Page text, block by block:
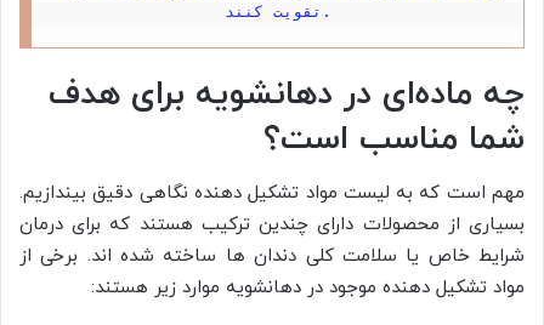
تقویت کنند.
چه ماده‌ای در دهانشویه برای هدف
شما مناسب است؟
مهم است که به لیست مواد تشکیل دهنده نگاهی دقیق بیندازیم.
بسیاری از محصولات دارای چندین ترکیب هستند که برای درمان
شرایط خاص یا سلامت کلی دندان ها ساخته شده اند. برخی از
مواد تشکیل دهنده موجود در دهانشویه موارد زیر هستند: